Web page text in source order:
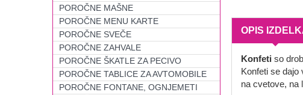
POROČNE MAŠNE
POROČNE MENU KARTE
POROČNE SVEČE
POROČNE ZAHVALE
POROČNE ŠKATLE ZA PECIVO
POROČNE TABLICE ZA AVTOMOBILE
POROČNE FONTANE, OGNJEMETI
OPIS
Konfeti so
Konfeti se dajo
na cvetove, na